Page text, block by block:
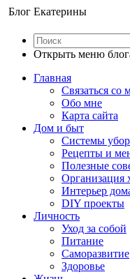
Блог Екатерины
Открыть меню
Главная
Связаться со
Обо мне
Карта сайта
Дом и быт
Системы
Рецепты и
Полезные
Организация
Интерьер
DIY проекты
Личность
Уход за собой
Питание
Саморазвитие
Здоровье